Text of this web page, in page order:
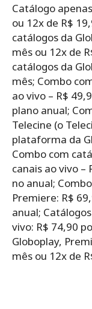
Catálogo
ou 12x de R$
catálogos da
mês ou 12x de
catálogos da
mês; Combo
ao vivo – R$
plano anual;
Telecine (o
plataforma da
Combo com
canais ao vivo –
no anual;
Premiere: R$
anual;
vivo: R$ 74,90
Globoplay,
mês ou 12x de